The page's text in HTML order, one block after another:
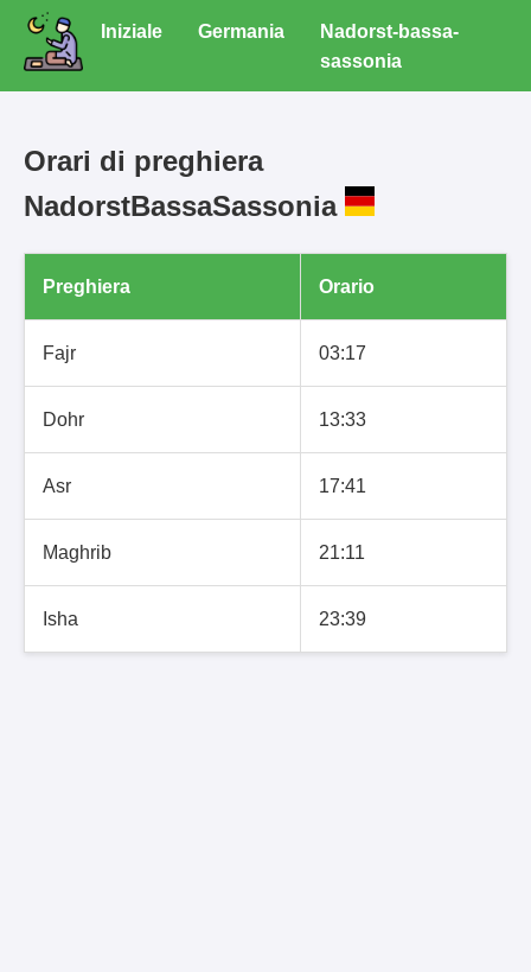
Iniziale Germania
Nadorst-bassa-
sassonia
Orari di preghiera
NadorstBassaSassonia
Preghiera Orario
Fajr 03:17
Dohr 13:33
Asr 17:41
Maghrib 21:11
Isha 23:39